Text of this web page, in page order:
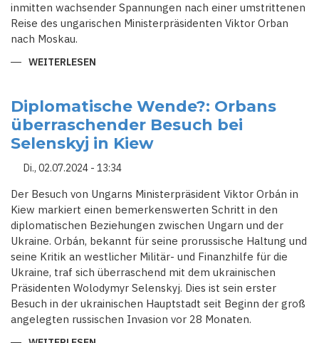
inmitten wachsender Spannungen nach einer umstrittenen
Reise des ungarischen Ministerpräsidenten Viktor Orban
nach Moskau.
WEITERLESEN
SAGT
BAERBOCK-
BESUCH
AB
Diplomatische Wende?: Orbans
überraschender Besuch bei
Selenskyj in Kiew
Di., 02.07.2024 - 13:34
Der Besuch von Ungarns Ministerpräsident Viktor Orbán in
Kiew markiert einen bemerkenswerten Schritt in den
diplomatischen Beziehungen zwischen Ungarn und der
Ukraine. Orbán, bekannt für seine prorussische Haltung und
seine Kritik an westlicher Militär- und Finanzhilfe für die
Ukraine, traf sich überraschend mit dem ukrainischen
Präsidenten Wolodymyr Selenskyj. Dies ist sein erster
Besuch in der ukrainischen Hauptstadt seit Beginn der groß
angelegten russischen Invasion vor 28 Monaten.